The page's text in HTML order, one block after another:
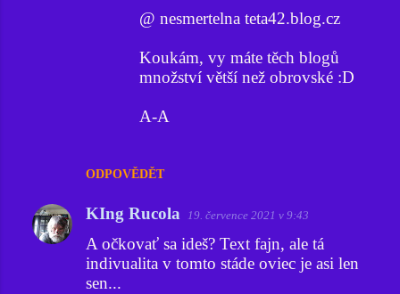
ODPOVĚDĚT
@ nesmertelna teta42.blog.cz
Koukám, vy máte těch blogů
množství větší než obrovské :D
A-A
KIng Rucola 19. července 2021 v 9:43
A očkovať sa ideš? Text fajn, ale tá
indivualita v tomto stáde oviec je asi len
sen...